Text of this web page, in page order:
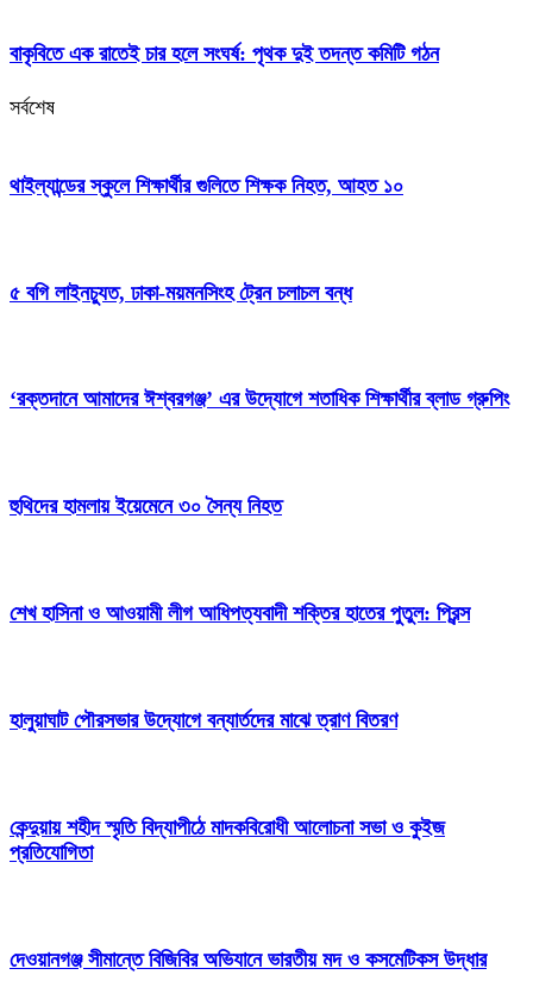
বাকৃবিতে এক রাতেই চার হলে সংঘর্ষ: পৃথক দুই তদন্ত কমিটি গঠন
সর্বশেষ
থাইল্যান্ডের স্কুলে শিক্ষার্থীর গুলিতে শিক্ষক নিহত, আহত ১০
৫ বগি লাইনচ্যুত, ঢাকা-ময়মনসিংহ ট্রেন চলাচল বন্ধ
‘রক্তদানে আমাদের ঈশ্বরগঞ্জ’ এর উদ্যোগে শতাধিক শিক্ষার্থীর ব্লাড গ্রুপিং
হুথিদের হামলায় ইয়েমেনে ৩০ সৈন্য নিহত
শেখ হাসিনা ও আওয়ামী লীগ আধিপত্যবাদী শক্তির হাতের পুতুল: প্রিন্স
হালুয়াঘাট পৌরসভার উদ্যোগে বন্যার্তদের মাঝে ত্রাণ বিতরণ
কেন্দুয়ায় শহীদ স্মৃতি বিদ্যাপীঠে মাদকবিরোধী আলোচনা সভা ও কুইজ
প্রতিযোগিতা
দেওয়ানগঞ্জ সীমান্তে বিজিবির অভিযানে ভারতীয় মদ ও কসমেটিকস উদ্ধার